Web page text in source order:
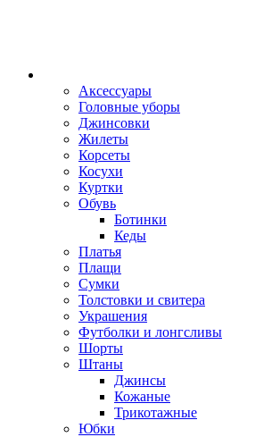
Аксессуары
Головные уборы
Джинсовки
Жилеты
Корсеты
Косухи
Куртки
Обувь
Ботинки
Кеды
Платья
Плащи
Сумки
Толстовки и свитера
Украшения
Футболки и лонгсливы
Шорты
Штаны
Джинсы
Кожаные
Трикотажные
Юбки